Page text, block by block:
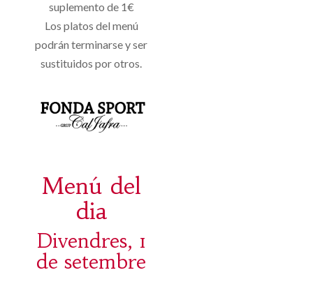
suplemento de 1€
Los platos del menú
podrán terminarse y ser
sustituidos por otros.
Menú del
dia
Divendres, 1
de setembre